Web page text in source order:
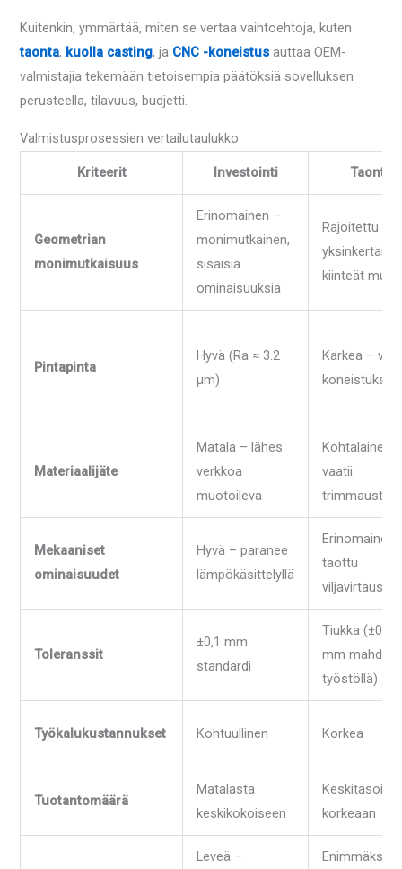
Kuitenkin, ymmärtää, miten se vertaa vaihtoehtoja, kuten
taonta, kuolla casting, ja CNC -koneistus auttaa OEM-
valmistajia tekemään tietoisempia päätöksiä sovelluksen
perusteella, tilavuus, budjetti.
Valmistusprosessien vertailutaulukko
Kriteerit Investointi Taonta
Geometrian
monimutkaisuus
Erinomainen –
monimutkainen,
sisäisiä
ominaisuuksia
Rajoitettu –
kiinteät
Pintapinta
Hyvä (Ra ≈ 3.2
µm)
Karkea –
koneistuksen
Materiaalijäte
Matala – lähes
verkkoa
muotoileva
Kohtalainen
vaatii
trimmausta
Mekaaniset
ominaisuudet
Hyvä – paranee
lämpökäsittelyllä
Erinomainen
taottu
viljavirtaus
Toleranssit
±0,1 mm
standardi
Tiukka (±0,05
mm
työstöllä)
Työkalukustannukset Kohtuullinen Korkea
Tuotantomäärä
Matalasta
keskikokoiseen
Keskitasoista
korkeaan
Leveä –